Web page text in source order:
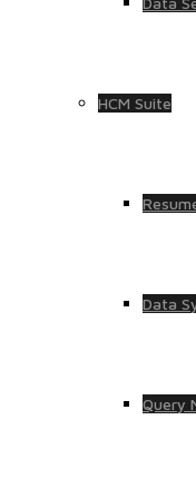
HCM Suite
Data
Query